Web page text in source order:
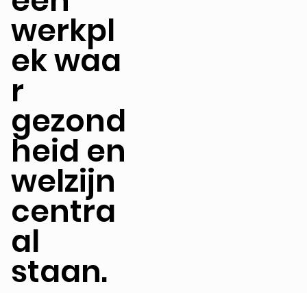
werkpl
ek waa
r
gezond
heid en
welzijn
centra
al
staan.